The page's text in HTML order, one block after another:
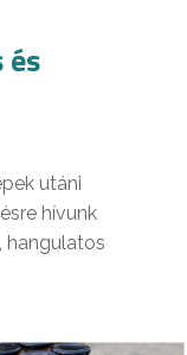
és
utáni
hívunk
hangulatos